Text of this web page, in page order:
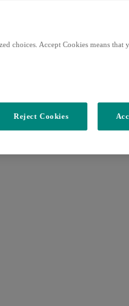
choices. Accept Cookies means that
Reject Cookies